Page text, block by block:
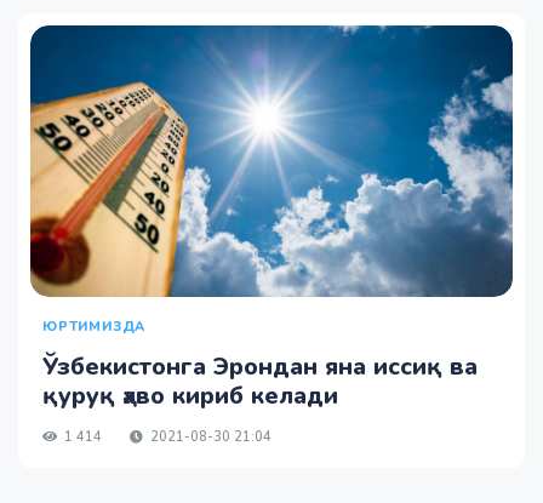
ЮРТИМИЗДА
Ўзбекистонга Эрондан яна иссиқ ва
қуруқ ҳаво кириб келади
1 414 2021-08-30 21:04